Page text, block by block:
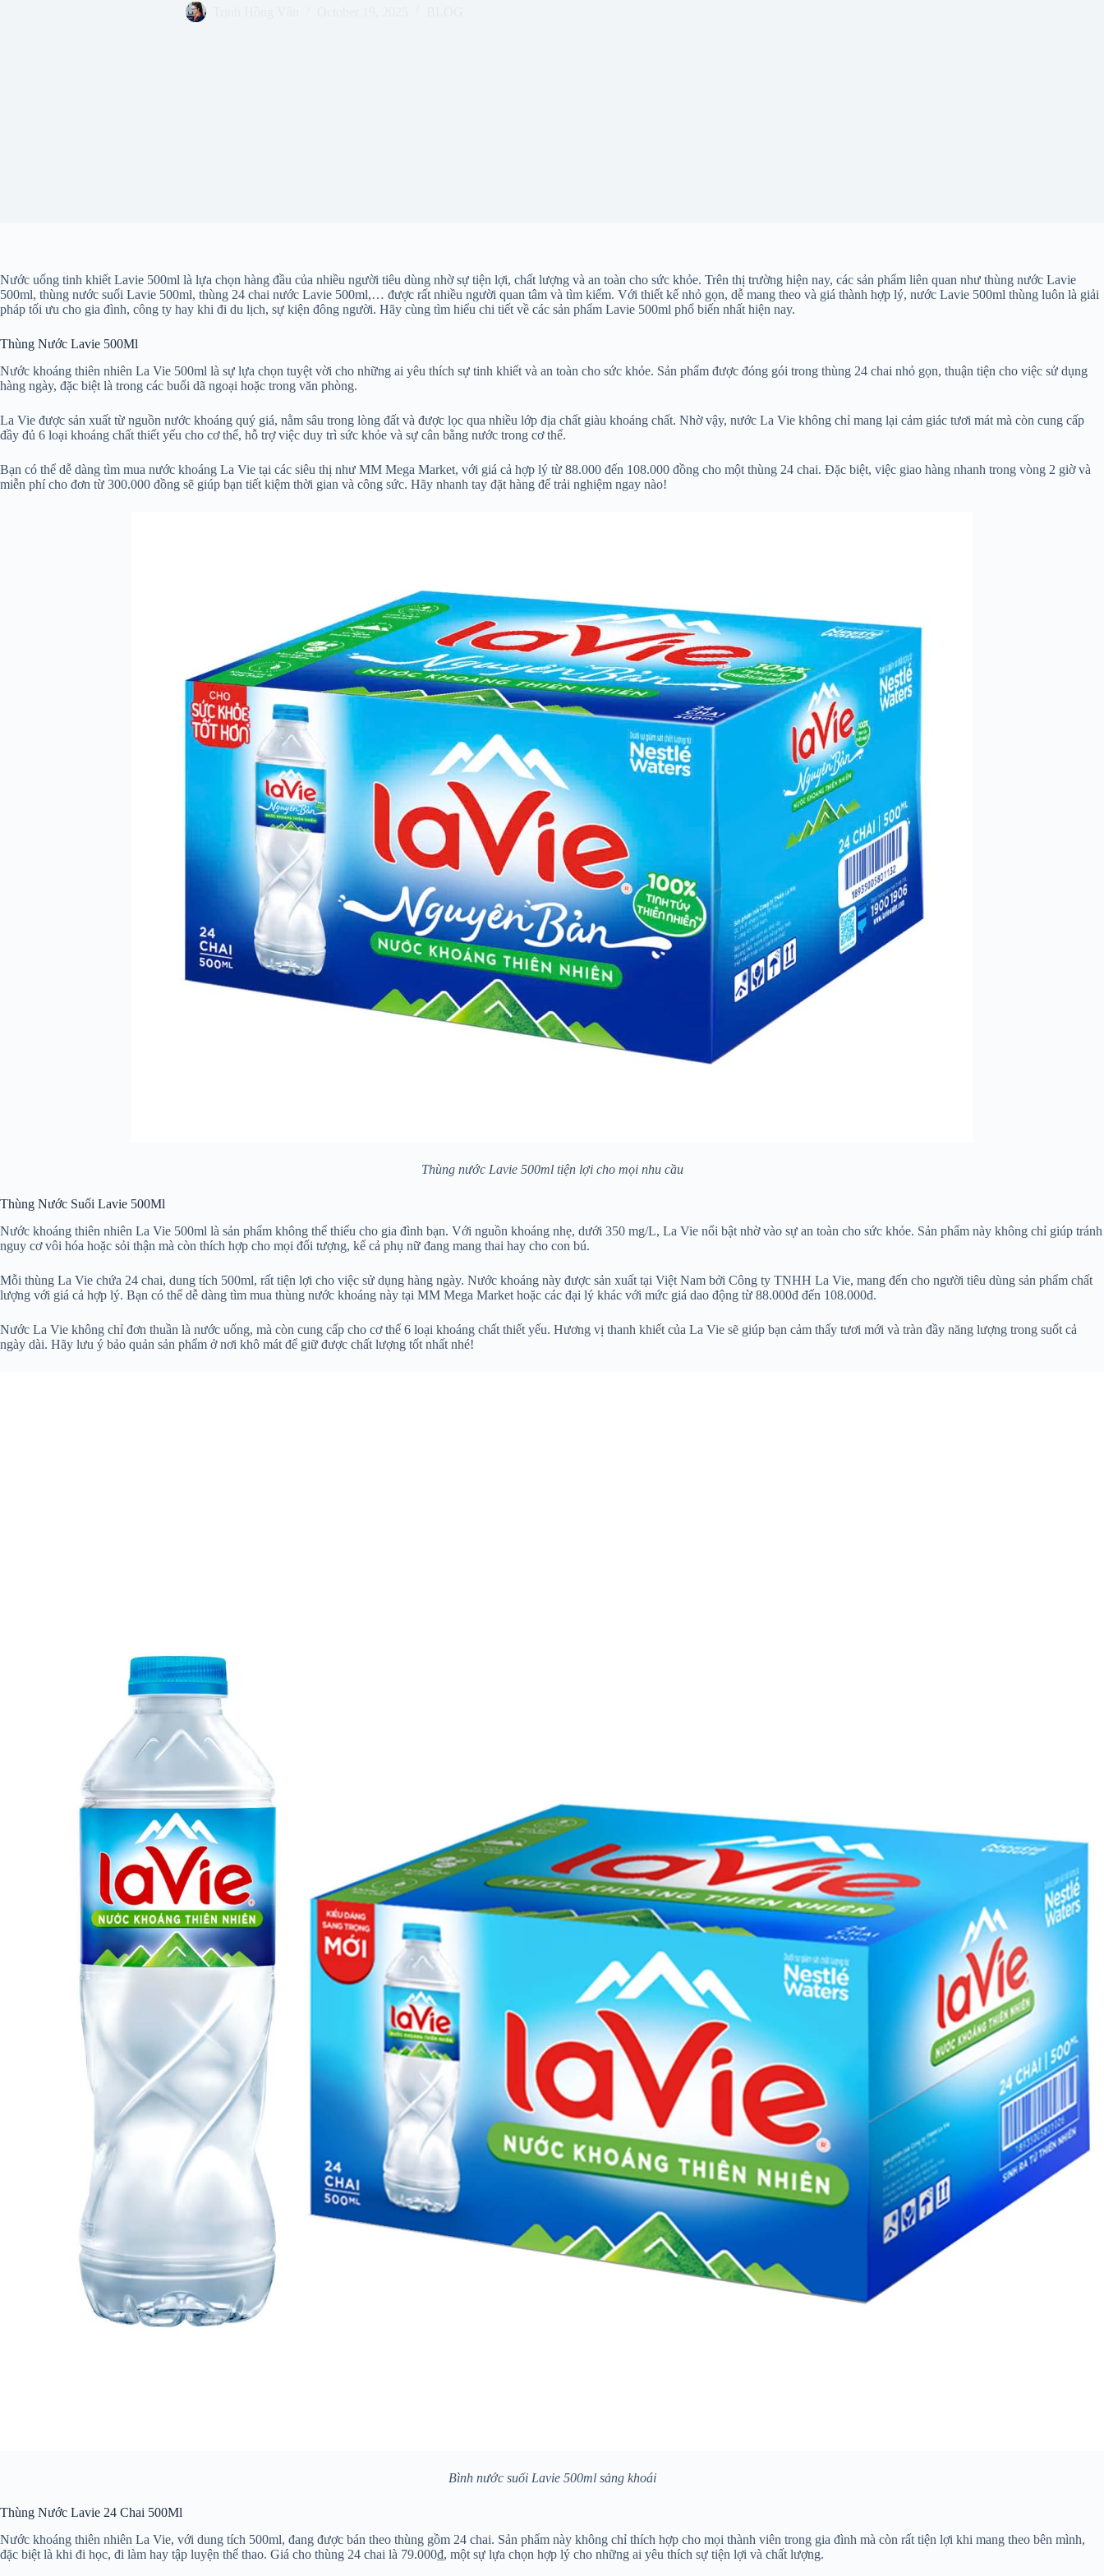
Nước uống tinh khiết Lavie 500ml là lựa chọn hàng đầu của nhiều người tiêu dùng nhờ sự tiện lợi, chất lượng và an toàn cho sức khỏe. Trên thị trường hiện nay, các sản phẩm liên quan như thùng nước Lavie
500ml, thùng nước suối Lavie 500ml, thùng 24 chai nước Lavie 500ml,… được rất nhiều người quan tâm và tìm kiếm. Với thiết kế nhỏ gọn, dễ mang theo và giá thành hợp lý, nước Lavie 500ml thùng luôn là giải
pháp tối ưu cho gia đình, công ty hay khi đi du lịch, sự kiện đông người. Hãy cùng tìm hiểu chi tiết về các sản phẩm Lavie 500ml phổ biến nhất hiện nay.
Thùng Nước Lavie 500Ml
Nước khoáng thiên nhiên La Vie 500ml là sự lựa chọn tuyệt vời cho những ai yêu thích sự tinh khiết và an toàn cho sức khỏe. Sản phẩm được đóng gói trong thùng 24 chai nhỏ gọn, thuận tiện cho việc sử dụng
hàng ngày, đặc biệt là trong các buổi dã ngoại hoặc trong văn phòng.
La Vie được sản xuất từ nguồn nước khoáng quý giá, nằm sâu trong lòng đất và được lọc qua nhiều lớp địa chất giàu khoáng chất. Nhờ vậy, nước La Vie không chỉ mang lại cảm giác tươi mát mà còn cung cấp
đầy đủ 6 loại khoáng chất thiết yếu cho cơ thể, hỗ trợ việc duy trì sức khỏe và sự cân bằng nước trong cơ thể.
Bạn có thể dễ dàng tìm mua nước khoáng La Vie tại các siêu thị như MM Mega Market, với giá cả hợp lý từ 88.000 đến 108.000 đồng cho một thùng 24 chai. Đặc biệt, việc giao hàng nhanh trong vòng 2 giờ và
miễn phí cho đơn từ 300.000 đồng sẽ giúp bạn tiết kiệm thời gian và công sức. Hãy nhanh tay đặt hàng để trải nghiệm ngay nào!
Thùng nước Lavie 500ml tiện lợi cho mọi nhu cầu
Thùng Nước Suối Lavie 500Ml
Nước khoáng thiên nhiên La Vie 500ml là sản phẩm không thể thiếu cho gia đình bạn. Với nguồn khoáng nhẹ, dưới 350 mg/L, La Vie nổi bật nhờ vào sự an toàn cho sức khỏe. Sản phẩm này không chỉ giúp tránh
nguy cơ vôi hóa hoặc sỏi thận mà còn thích hợp cho mọi đối tượng, kể cả phụ nữ đang mang thai hay cho con bú.
Mỗi thùng La Vie chứa 24 chai, dung tích 500ml, rất tiện lợi cho việc sử dụng hàng ngày. Nước khoáng này được sản xuất tại Việt Nam bởi Công ty TNHH La Vie, mang đến cho người tiêu dùng sản phẩm chất
lượng với giá cả hợp lý. Bạn có thể dễ dàng tìm mua thùng nước khoáng này tại MM Mega Market hoặc các đại lý khác với mức giá dao động từ 88.000đ đến 108.000đ.
Nước La Vie không chỉ đơn thuần là nước uống, mà còn cung cấp cho cơ thể 6 loại khoáng chất thiết yếu. Hương vị thanh khiết của La Vie sẽ giúp bạn cảm thấy tươi mới và tràn đầy năng lượng trong suốt cả
ngày dài. Hãy lưu ý bảo quản sản phẩm ở nơi khô mát để giữ được chất lượng tốt nhất nhé!
Bình nước suối Lavie 500ml sảng khoái
Thùng Nước Lavie 24 Chai 500Ml
Nước khoáng thiên nhiên La Vie, với dung tích 500ml, đang được bán theo thùng gồm 24 chai. Sản phẩm này không chỉ thích hợp cho mọi thành viên trong gia đình mà còn rất tiện lợi khi mang theo bên mình,
đặc biệt là khi đi học, đi làm hay tập luyện thể thao. Giá cho thùng 24 chai là 79.000₫, một sự lựa chọn hợp lý cho những ai yêu thích sự tiện lợi và chất lượng.